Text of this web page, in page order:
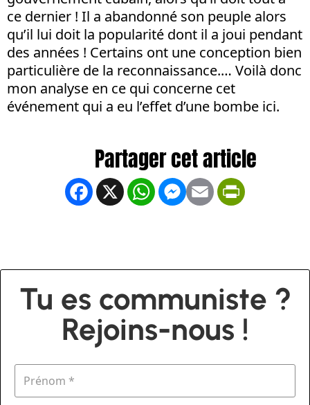
ce dernier ! Il a abandonné son peuple alors
qu’il lui doit la popularité dont il a joui pendant
des années ! Certains ont une conception bien
particulière de la reconnaissance.… Voilà donc
mon analyse en ce qui concerne cet
événement qui a eu l’effet d’une bombe ici.
Facebook
X WhatsApp
Messenger
Email
Tu es communiste ?
Rejoins-nous !